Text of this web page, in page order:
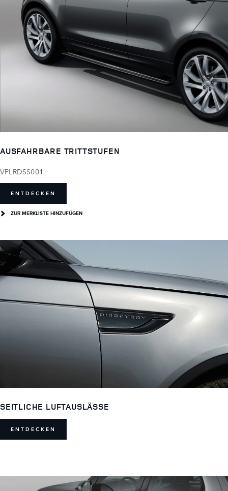
AUSFAHRBARE TRITTSTUFEN
VPLRDSS001
ENTDECKEN
ZUR MERKLISTE HINZUFÜGEN
SEITLICHE LUFTAUSLÄSSE
ENTDECKEN